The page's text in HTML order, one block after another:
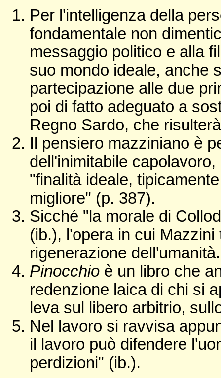
Per l'intelligenza della
fondamentale non
messaggio politico e alla
suo mondo ideale, anche
partecipazione alle due
poi di fatto adeguato a
Regno Sardo, che
Il pensiero mazziniano è
dell'inimitabile
"finalità ideale,
migliore" (p. 387).
Sicché "la morale di
(ib.), l'opera in cui
rigenerazione dell'umanità.
Pinocchioè un libro che
redenzione laica di chi si
leva sul libero arbitrio,
Nel lavoro si ravvisa
il lavoro può difendere
perdizioni" (ib.).